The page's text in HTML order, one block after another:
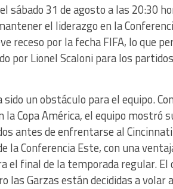
sábado 31 de agosto a las 20:30
el liderazgo en la
receso por la fecha FIFA, lo que
por Lionel Scaloni para los
un obstáculo para el equipo.
Copa América, el equipo mostró
antes de enfrentarse al Cincinnati
la Conferencia Este, con una
el final de la temporada regular. El
las Garzas están decididas a volar